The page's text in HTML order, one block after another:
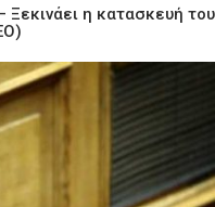
η κατασκευή του